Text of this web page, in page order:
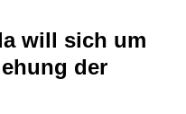
will sich um
der